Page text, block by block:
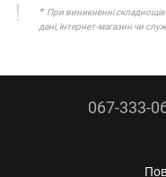
*При виникненні складнощів
дані, інтернет-магазин чи
067-333-